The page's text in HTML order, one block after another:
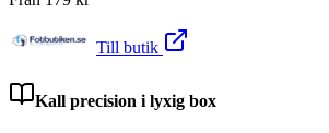
Till butik
Kall precision i lyxig box